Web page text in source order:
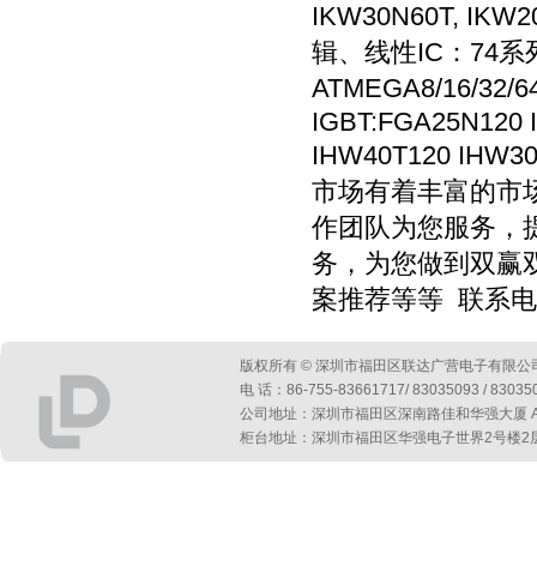
IKW30N60T,
辑、线性IC：74系
ATMEGA8/16/32/
IGBT:FGA25N120
IHW40T120
市场有着丰富的市
作团队为您服务，
务，为您做到双赢
案推荐等等 联系
版权所有 © 深圳市福田区联达广营电子有限公
电 话：86-755-83661717/ 83035093 /
公司地址：深圳市福田区深南路佳和华强大厦
柜台地址：深圳市福田区华强电子世界2号楼2